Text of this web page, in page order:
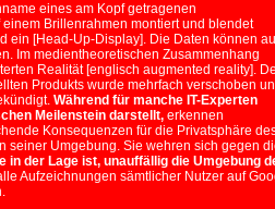
eines am Kopf getragenen
einem Brillenrahmen montiert und blendet
ein [Head-Up-Display]. Die Daten können
Im medientheoretischen Zusammenhang
Realität [englisch augmented reality].
Produkts wurde mehrfach verschoben
Während für manche IT-Experten
Meilenstein darstellt, erkennen
Konsequenzen für die Privatsphäre
seiner Umgebung. Sie wehren sich gegen
in der Lage ist, unauffällig die Umgebung
Aufzeichnungen sämtlicher Nutzer auf